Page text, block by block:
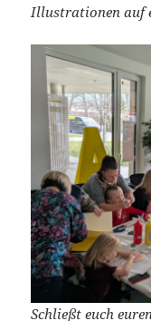
Illustrationen auf
Schließt euch